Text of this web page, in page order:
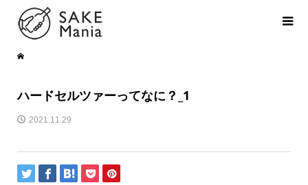
ハードセルツァーってなに？_1
2021.11.29